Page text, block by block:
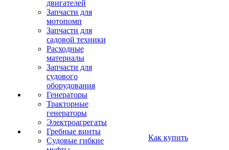
двигателей
Запчасти для
мотопомп
Запчасти для
садовой техники
Расходные
материалы
Запчасти для
судового
оборудования
Генераторы
Тракторные
генераторы
Электроагрегаты
Гребные винты
Судовые гибкие
Как купить